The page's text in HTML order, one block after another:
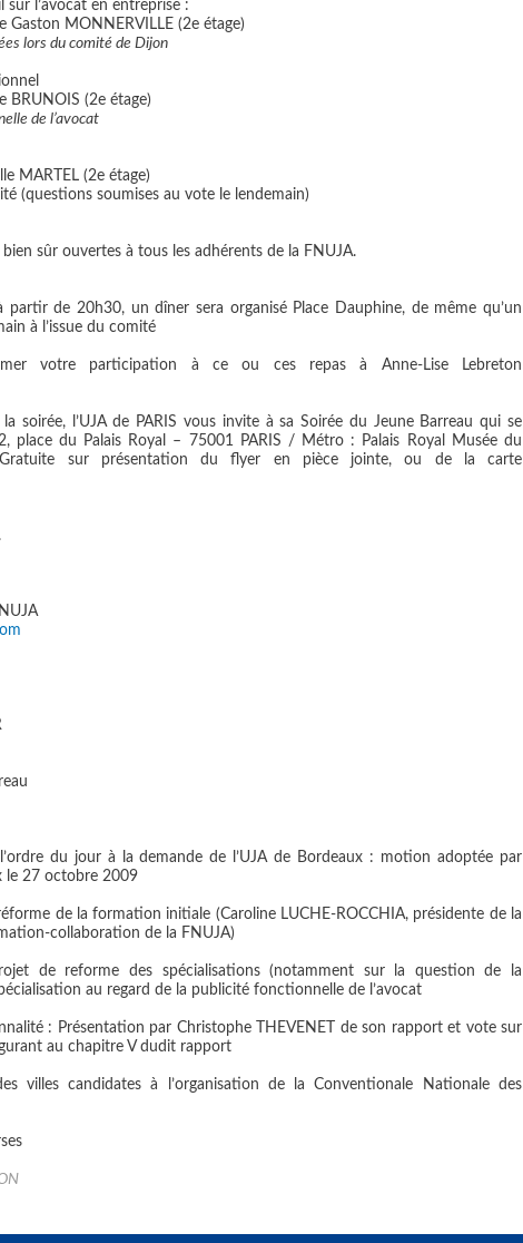
sur l’avocat en entreprise :
Gaston MONNERVILLE (2e étage)
lors du comité de Dijon
BRUNOIS (2e étage)
de l’avocat
MARTEL (2e étage)
(questions soumises au vote le lendemain)
sûr ouvertes à tous les adhérents de la FNUJA.
partir de 20h30, un dîner sera organisé Place Dauphine, de même qu’un
à l’issue du comité
votre participation à ce ou ces repas à Anne-Lise Lebreton
soirée, l’UJA de PARIS vous invite à sa Soirée du Jeune Barreau qui se
place du Palais Royal – 75001 PARIS / Métro : Palais Royal Musée du
Gratuite sur présentation du flyer en pièce jointe, ou de la carte
du jour à la demande de l’UJA de Bordeaux : motion adoptée par
le 27 octobre 2009
de la formation initiale (Caroline LUCHE-ROCCHIA, présidente de la
collaboration de la FNUJA)
de reforme des spécialisations (notamment sur la question de la
au regard de la publicité fonctionnelle de l’avocat
: Présentation par Christophe THEVENET de son rapport et vote sur
au chapitre V dudit rapport
villes candidates à l’organisation de la Conventionale Nationale des